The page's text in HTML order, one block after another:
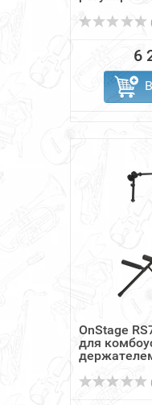
6
OnStage
для